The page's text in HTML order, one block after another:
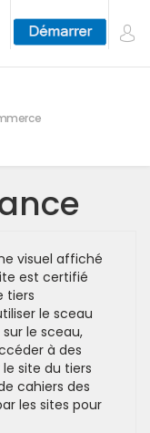
visuel affiché
est certifié
tiers
le sceau
le sceau,
à des
site du tiers
cahiers des
les sites pour